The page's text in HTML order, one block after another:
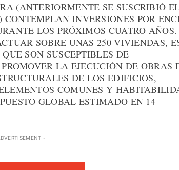
(ANTERIORMENTE SE SUSCRIBIÓ
INVERSIONES POR
LOS PRÓXIMOS CUATRO
SOBRE UNAS 250 VIVIENDAS,
SON SUSCEPTIBLES DE
LA EJECUCIÓN DE OBRAS
DE LOS EDIFICIOS,
COMUNES Y
GLOBAL ESTIMADO EN 14
-